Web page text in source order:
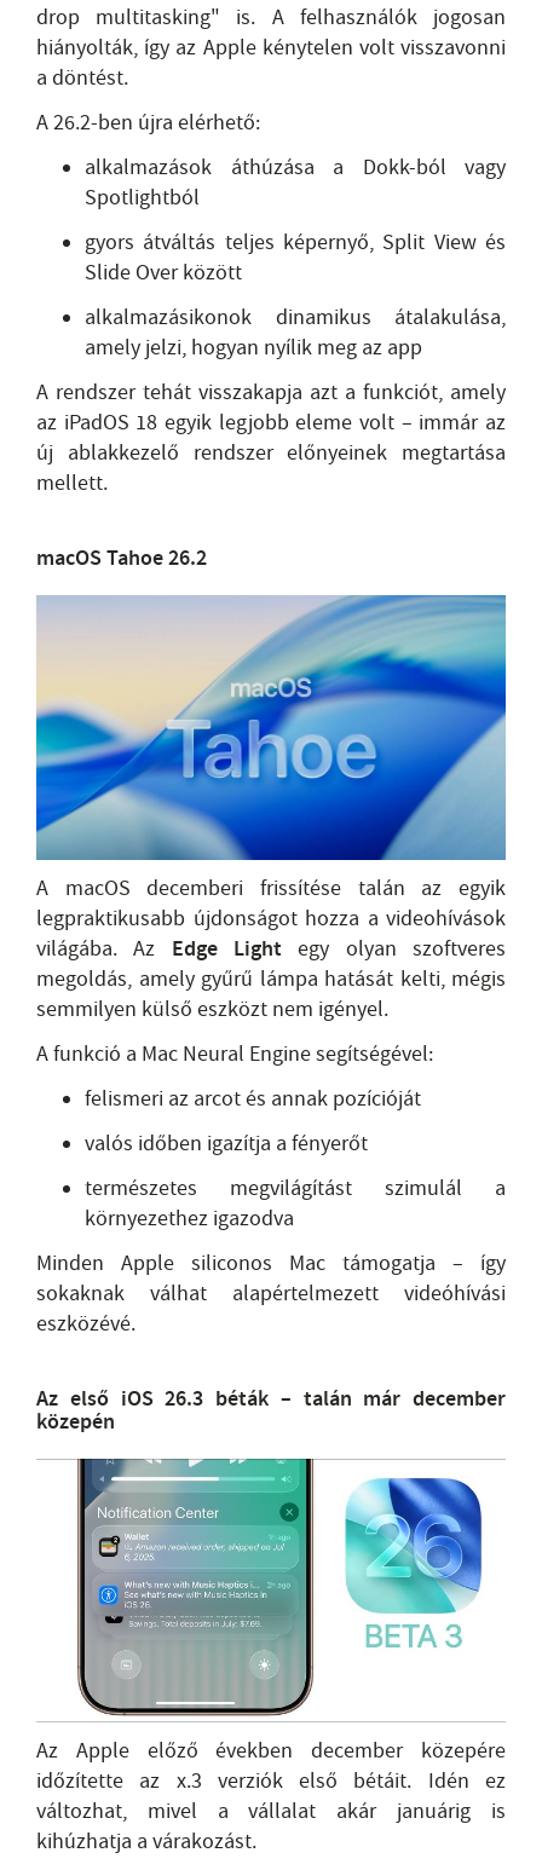
drop multitasking" is. A felhasználók jogosan
hiányolták, így az Apple kénytelen volt visszavonni
a döntést.
A 26.2-ben újra elérhető:
alkalmazások áthúzása a Dokk-ból vagy
Spotlightból
gyors átváltás teljes képernyő, Split View és
Slide Over között
alkalmazásikonok dinamikus átalakulása,
amely jelzi, hogyan nyílik meg az app
A rendszer tehát visszakapja azt a funkciót, amely
az iPadOS 18 egyik legjobb eleme volt – immár az
új ablakkezelő rendszer előnyeinek megtartása
mellett.
macOS Tahoe 26.2
A macOS decemberi frissítése talán az egyik
legpraktikusabb újdonságot hozza a videohívások
világába. Az Edge Light egy olyan szoftveres
megoldás, amely gyűrű lámpa hatását kelti, mégis
semmilyen külső eszközt nem igényel.
A funkció a Mac Neural Engine segítségével:
felismeri az arcot és annak pozícióját
valós időben igazítja a fényerőt
természetes megvilágítást szimulál a
környezethez igazodva
Minden Apple siliconos Mac támogatja – így
sokaknak válhat alapértelmezett videóhívási
eszközévé.
Az első iOS 26.3 béták – talán már december
közepén
Az Apple előző években december közepére
időzítette az x.3 verziók első bétáit. Idén ez
változhat, mivel a vállalat akár januárig is
kihúzhatja a várakozást.